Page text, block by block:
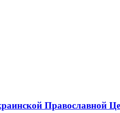
Православной